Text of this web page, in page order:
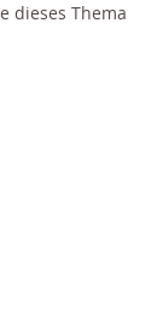
dieses Thema